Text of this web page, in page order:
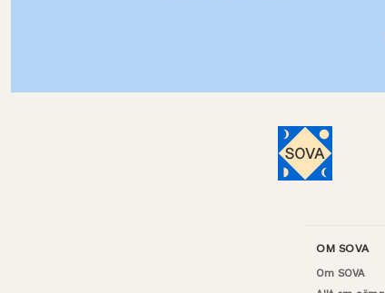
OM SOVA
Om SOVA